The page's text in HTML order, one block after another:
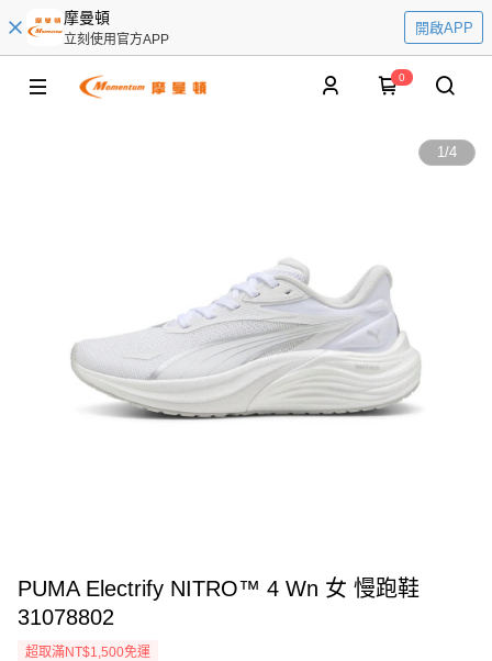
摩曼頓
立刻使用官方APP
開啟APP
0
1/4
PUMA Electrify NITRO™ 4 Wn 女 慢跑鞋
31078802
超取滿NT$1,500免運